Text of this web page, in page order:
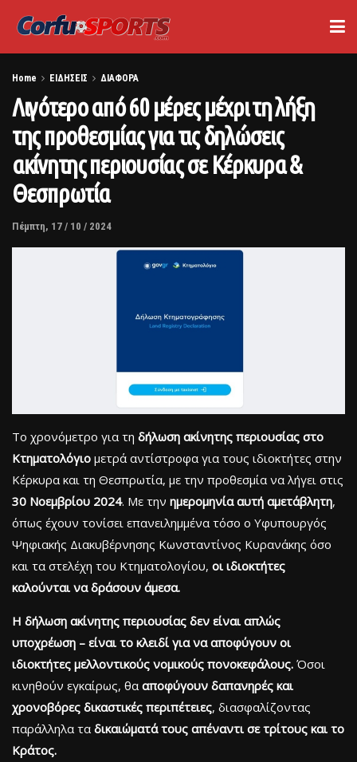
Home ΕΙΔΗΣΕΙΣ ΔΙΑΦΟΡΑ
Λιγότερο από 60 μέρες μέχρι τη λήξη
της προθεσμίας για τις δηλώσεις
ακίνητης περιουσίας σε Κέρκυρα &
Θεσπρωτία
Πέμπτη, 17 / 10 / 2024
Το χρονόμετρο για τη δήλωση ακίνητης περιουσίας στο
Κτηματολόγιο μετρά αντίστροφα για τους ιδιοκτήτες στην
Κέρκυρα και τη Θεσπρωτία, με την προθεσμία να λήγει στις
30 Νοεμβρίου 2024. Με την ημερομηνία αυτή αμετάβλητη,
όπως έχουν τονίσει επανειλημμένα τόσο ο Υφυπουργός
Ψηφιακής Διακυβέρνησης Κωνσταντίνος Κυρανάκης όσο
και τα στελέχη του Κτηματολογίου, οι ιδιοκτήτες
καλούνται να δράσουν άμεσα.
Η δήλωση ακίνητης περιουσίας δεν είναι απλώς
υποχρέωση – είναι το κλειδί για να αποφύγουν οι
ιδιοκτήτες μελλοντικούς νομικούς πονοκεφάλους. Όσοι
κινηθούν εγκαίρως, θα αποφύγουν δαπανηρές και
χρονοβόρες δικαστικές περιπέτειες, διασφαλίζοντας
παράλληλα τα δικαιώματά τους απέναντι σε τρίτους και το
Κράτος.